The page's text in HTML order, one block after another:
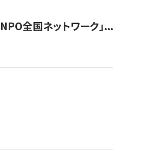
全国ネットワーク」...